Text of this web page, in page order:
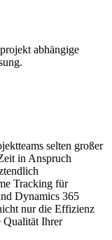
abhängige
selten großer
in Anspruch
Tracking für
Dynamics 365
nur die Effizienz
Qualität Ihrer